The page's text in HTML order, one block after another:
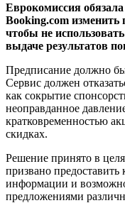
Еврокомиссия
Booking.com изменить
чтобы не
выдаче результатов
Предписание должно
Сервис должен
как сокрытие
неоправданное
кратковременностью
скидках.
Решение принято в
призвано
информации и
предложениями